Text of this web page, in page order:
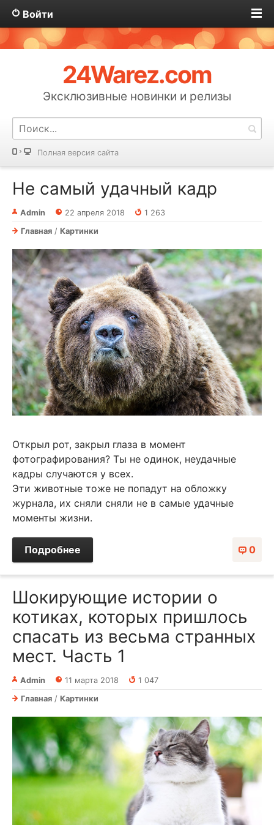
Войти
24Warez.com
Эксклюзивные новинки и релизы
Полная версия сайта
Не самый удачный кадр
Admin 22 апреля 2018
1 263
Главная / Картинки
Открыл рот, закрыл глаза в момент
фотографирования? Ты не одинок, неудачные
кадры случаются у всех.
Эти животные тоже не попадут на обложку
журнала, их сняли сняли не в самые удачные
моменты жизни.
0
Подробнее
Шокирующие истории о
котиках, которых пришлось
спасать из весьма странных
мест. Часть 1
Admin 11 марта 2018
1 047
Главная / Картинки